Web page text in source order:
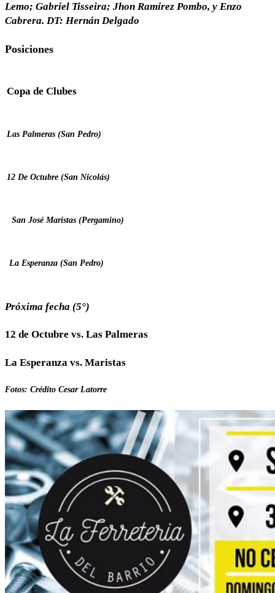
Lemo; Gabriel Tisseira; Jhon Ramírez Pombo, y Enzo
Cabrera. DT: Hernán Delgado
Posiciones
Copa de Clubes
Las Palmeras (San Pedro)
12 De Octubre (San Nicolás)
San José Maristas (Pergamino)
La Esperanza (San Pedro)
Próxima fecha (5°)
12 de Octubre vs. Las Palmeras
La Esperanza vs. Maristas
Fotos: Crédito Cesar Latorre